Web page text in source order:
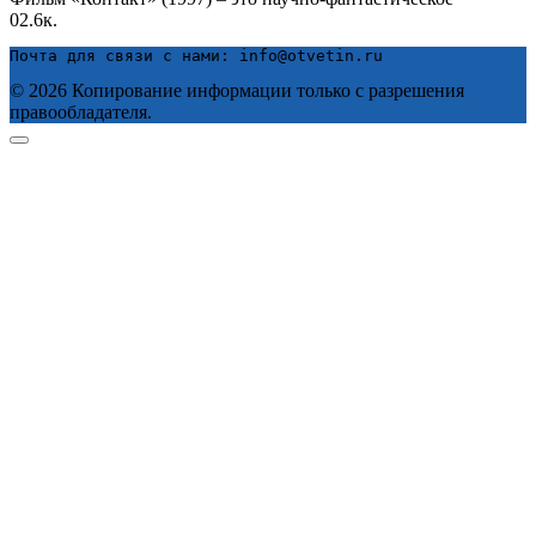
02.6к.
Почта для связи с нами: info@otvetin.ru
© 2026 Копирование информации только с разрешения
правообладателя.